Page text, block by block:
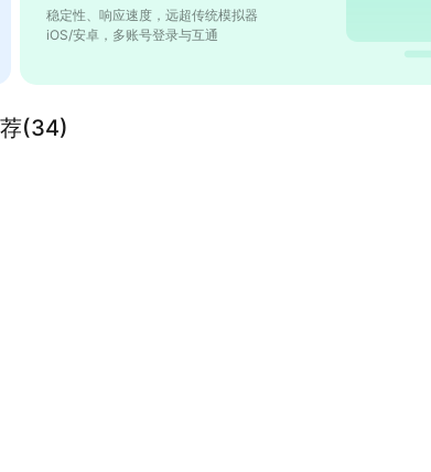
稳定性、响应速度，远超传统模拟器
iOS/安卓，多账号登录与互通
(34)